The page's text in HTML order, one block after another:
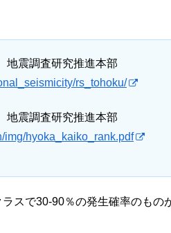
地震調査研究推進本部
rs_tohoku/
震調査研究推進本部
img/hyoka_kaiko_rank.pdf
スで30-90％の発生確率のもの